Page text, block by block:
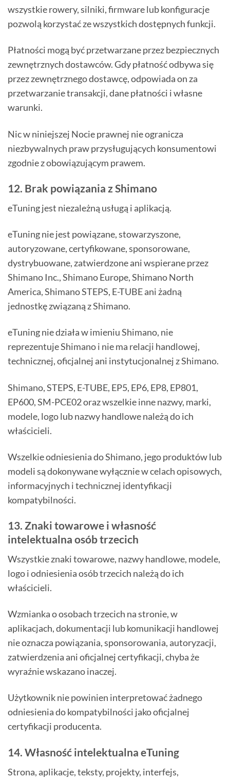
wszystkie rowery, silniki, firmware lub konfiguracje
pozwolą korzystać ze wszystkich dostępnych funkcji.
Płatności mogą być przetwarzane przez bezpiecznych
zewnętrznych dostawców. Gdy płatność odbywa się
przez zewnętrznego dostawcę, odpowiada on za
przetwarzanie transakcji, dane płatności i własne
warunki.
Nic w niniejszej Nocie prawnej nie ogranicza
niezbywalnych praw przysługujących konsumentowi
zgodnie z obowiązującym prawem.
12. Brak powiązania z Shimano
eTuning jest niezależną usługą i aplikacją.
eTuning nie jest powiązane, stowarzyszone,
autoryzowane, certyfikowane, sponsorowane,
dystrybuowane, zatwierdzone ani wspierane przez
Shimano Inc., Shimano Europe, Shimano North
America, Shimano STEPS, E-TUBE ani żadną
jednostkę związaną z Shimano.
eTuning nie działa w imieniu Shimano, nie
reprezentuje Shimano i nie ma relacji handlowej,
technicznej, oficjalnej ani instytucjonalnej z Shimano.
Shimano, STEPS, E-TUBE, EP5, EP6, EP8, EP801,
EP600, SM-PCE02 oraz wszelkie inne nazwy, marki,
modele, logo lub nazwy handlowe należą do ich
właścicieli.
Wszelkie odniesienia do Shimano, jego produktów lub
modeli są dokonywane wyłącznie w celach opisowych,
informacyjnych i technicznej identyfikacji
kompatybilności.
13. Znaki towarowe i własność
intelektualna osób trzecich
Wszystkie znaki towarowe, nazwy handlowe, modele,
logo i odniesienia osób trzecich należą do ich
właścicieli.
Wzmianka o osobach trzecich na stronie, w
aplikacjach, dokumentacji lub komunikacji handlowej
nie oznacza powiązania, sponsorowania, autoryzacji,
zatwierdzenia ani oficjalnej certyfikacji, chyba że
wyraźnie wskazano inaczej.
Użytkownik nie powinien interpretować żadnego
odniesienia do kompatybilności jako oficjalnej
certyfikacji producenta.
14. Własność intelektualna eTuning
Strona, aplikacje, teksty, projekty, interfejs,